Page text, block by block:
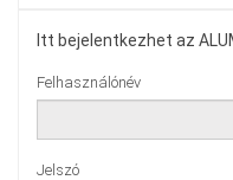
Itt bejelentkezhet az
Felhasználónév
Jelszó